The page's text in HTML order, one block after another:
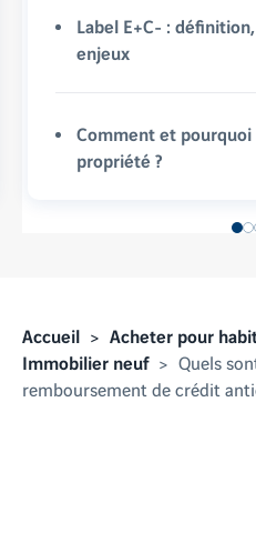
Label E+C- :
enjeux
Comment et
propriété ?
Accueil Acheter pour
Immobilier neuf
Quels
remboursement de crédit